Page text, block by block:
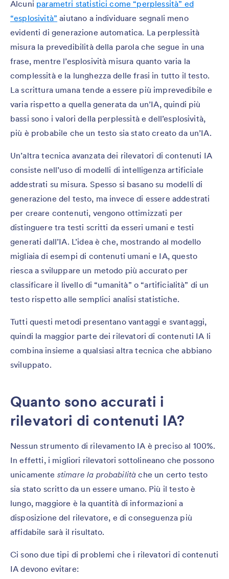
Alcuni parametri statistici come “perplessità” ed
“esplosività” aiutano a individuare segnali meno
evidenti di generazione automatica. La perplessità
misura la prevedibilità della parola che segue in una
frase, mentre l’esplosività misura quanto varia la
complessità e la lunghezza delle frasi in tutto il testo.
La scrittura umana tende a essere più imprevedibile e
varia rispetto a quella generata da un’IA, quindi più
bassi sono i valori della perplessità e dell’esplosività,
più è probabile che un testo sia stato creato da un’IA.
Un’altra tecnica avanzata dei rilevatori di contenuti IA
consiste nell’uso di modelli di intelligenza artificiale
addestrati su misura. Spesso si basano su modelli di
generazione del testo, ma invece di essere addestrati
per creare contenuti, vengono ottimizzati per
distinguere tra testi scritti da esseri umani e testi
generati dall’IA. L’idea è che, mostrando al modello
migliaia di esempi di contenuti umani e IA, questo
riesca a sviluppare un metodo più accurato per
classificare il livello di “umanità” o “artificialità” di un
testo rispetto alle semplici analisi statistiche.
Tutti questi metodi presentano vantaggi e svantaggi,
quindi la maggior parte dei rilevatori di contenuti IA li
combina insieme a qualsiasi altra tecnica che abbiano
sviluppato.
Quanto sono accurati i
rilevatori di contenuti IA?
Nessun strumento di rilevamento IA è preciso al 100%.
In effetti, i migliori rilevatori sottolineano che possono
unicamente stimare la probabilità che un certo testo
sia stato scritto da un essere umano. Più il testo è
lungo, maggiore è la quantità di informazioni a
disposizione del rilevatore, e di conseguenza più
affidabile sarà il risultato.
Ci sono due tipi di problemi che i rilevatori di contenuti
IA devono evitare: